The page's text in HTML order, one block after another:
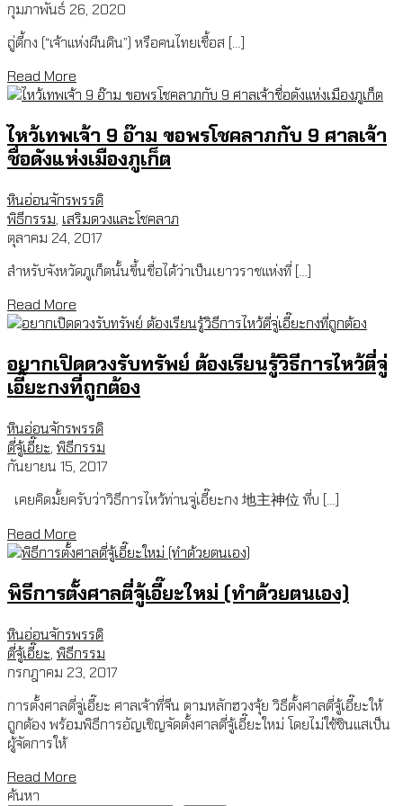
กุมภาพันธ์ 26, 2020
ถู่ตี้กง (“เจ้าแห่งผืนดิน”) หรือคนไทยเชื้อส […]
Read More
ไหว้เทพเจ้า 9 อ๊าม ขอพรโชคลาภกับ 9 ศาลเจ้า
ชื่อดังแห่งเมืองภูเก็ต
หินอ่อนจักรพรรดิ
พิธีกรรม, เสริมดวงและโชคลาภ
ตุลาคม 24, 2017
สำหรับจังหวัดภูเก็ตนั้นขึ้นชื่อได้ว่าเป็นเยาวราชแห่งที่ […]
Read More
อยากเปิดดวงรับทรัพย์ ต้องเรียนรู้วิธีการไหว้ตี่จู่
เอี๊ยะกงที่ถูกต้อง
หินอ่อนจักรพรรดิ
ตี่จู้เอี๊ยะ, พิธีกรรม
กันยายน 15, 2017
เคยคิดมั้ยครับว่าวิธีการไหว้ท่านจู่เอี๊ยะกง 地主神位 ที่บ […]
Read More
พิธีการตั้งศาลตี่จู้เอี๊ยะใหม่ (ทำด้วยตนเอง)
หินอ่อนจักรพรรดิ
ตี่จู้เอี๊ยะ, พิธีกรรม
กรกฎาคม 23, 2017
การตั้งศาลตี่จู่เอี๊ยะ ศาลเจ้าที่จีน ตามหลักฮวงจุ้ย วิธีตั้งศาลตี่จู้เอี๊ยะให้
ถูกต้อง พร้อมพิธีการอัญเชิญจัดตั้งศาลตี่จู้เอี๊ยะใหม่ โดยไม่ใช้ซินแสเป็น
ผู้จัดการให้
Read More
ค้นหา